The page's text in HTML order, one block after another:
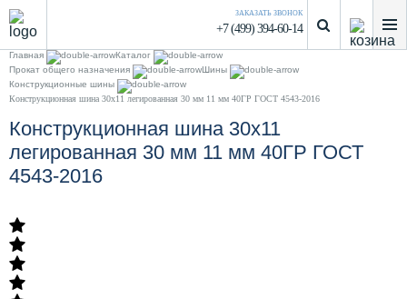
ЗАКАЗАТЬ ЗВОНОК
+7 (499) 394-60-14
Главная
Каталог
Прокат общего назначения
Шины
Конструкционные шины
Конструкционная шина 30х11 легированная 30 мм 11 мм 40ГР ГОСТ 4543-2016
Конструкционная шина 30х11
легированная 30 мм 11 мм 40ГР ГОСТ
4543-2016